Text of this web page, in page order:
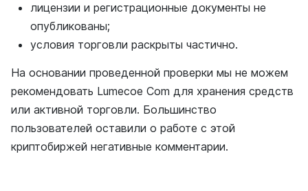
лицензии и регистрационные документы не
опубликованы;
условия торговли раскрыты частично.
На основании проведенной проверки мы не можем
рекомендовать Lumecoe Com для хранения средств
или активной торговли. Большинство
пользователей оставили о работе с этой
криптобиржей негативные комментарии.